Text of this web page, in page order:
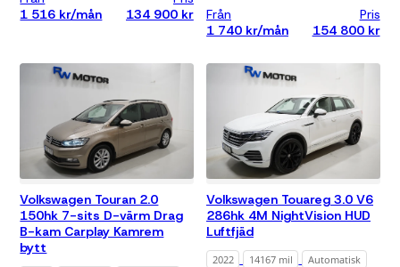
1 516 kr/mån
134 900 kr
Från
1 740 kr/mån
Pris
154 800 kr
Volkswagen Touran 2.0
150hk 7-sits D-värm Drag
B-kam Carplay Kamrem
bytt
Volkswagen Touareg 3.0 V6
286hk 4M NightVision HUD
Luftfjäd
2022 14167 mil
Automatisk